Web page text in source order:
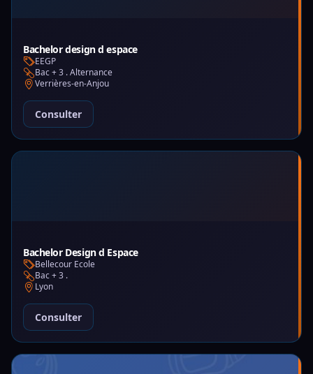
Bachelor design d espace
EEGP
Bac + 3 . Alternance
Verrières-en-Anjou
Consulter
Bachelor Design d Espace
Bellecour Ecole
Bac + 3 .
Lyon
Consulter